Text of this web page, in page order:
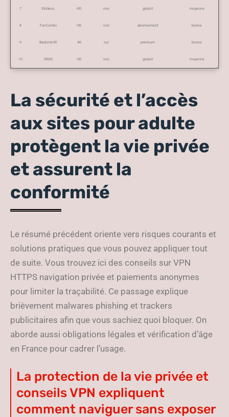
7 XVideos HD non gratuit moyenne
8 FanCentro HD non abonnement bonne
9 BadoinkVR 4K oui premium bonne
10 XNXX HD non gratuit moyenne
La sécurité et l’accès
aux sites pour adulte
protègent la vie privée
et assurent la
conformité
Le résumé précédent oriente vers risques courants et
solutions pratiques que vous pouvez appliquer tout
de suite. Vous trouvez ici des conseils sur VPN
HTTPS navigation privée et paiements anonymes
pour limiter la traçabilité. Ce passage explique
brièvement malwares phishing et trackers
publicitaires afin que vous sachiez quoi bloquer. On
aborde aussi obligations légales et vérification d’âge
en France pour cadrer l’usage.
La protection de la vie privée et
conseils VPN expliquent
comment naviguer sans exposer